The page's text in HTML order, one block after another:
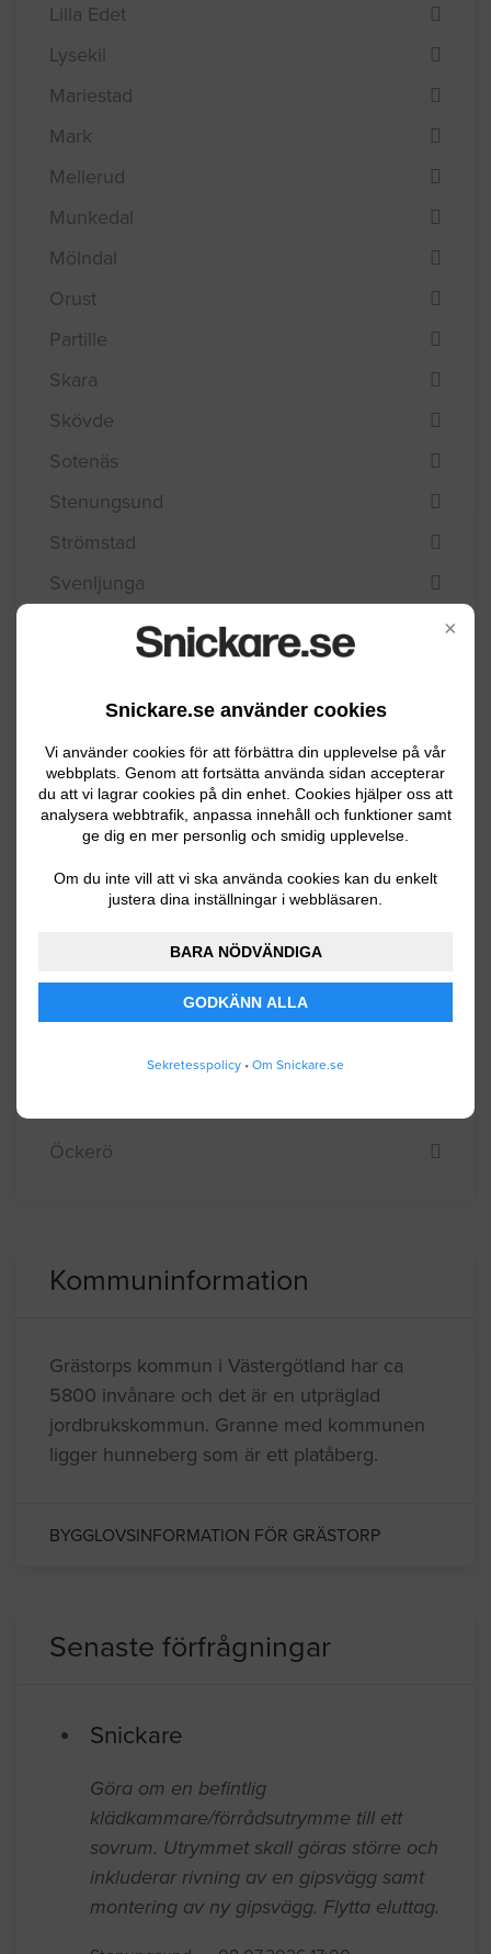
×
Snickare.se använder cookies
Vi använder cookies för att förbättra din upplevelse på vår
webbplats. Genom att fortsätta använda sidan accepterar
du att vi lagrar cookies på din enhet. Cookies hjälper oss att
analysera webbtrafik, anpassa innehåll och funktioner samt
ge dig en mer personlig och smidig upplevelse.
Om du inte vill att vi ska använda cookies kan du enkelt
justera dina inställningar i webbläsaren.
BARA NÖDVÄNDIGA
GODKÄNN ALLA
Sekretesspolicy • Om Snickare.se
Lilla Edet
Lysekil
Mariestad
Mark
Mellerud
Munkedal
Mölndal
Orust
Partille
Skara
Skövde
Sotenäs
Stenungsund
Strömstad
Svenljunga
Tidaholm
Tjörn
Tranemo
Trollhättan
Töreboda
Uddevalla
Vara
Vårgårda
Vänersborg
Öckerö
Kommuninformation
Grästorps kommun i Västergötland har ca
5800 invånare och det är en utpräglad
jordbrukskommun. Granne med kommunen
ligger hunneberg som är ett platåberg.
BYGGLOVSINFORMATION FÖR GRÄSTORP
Senaste förfrågningar
Snickare
Göra om en befintlig
klädkammare/förrådsutrymme till ett
sovrum. Utrymmet skall göras större och
inkluderar rivning av en gipsvägg samt
montering av ny gipsvägg. Flytta eluttag.